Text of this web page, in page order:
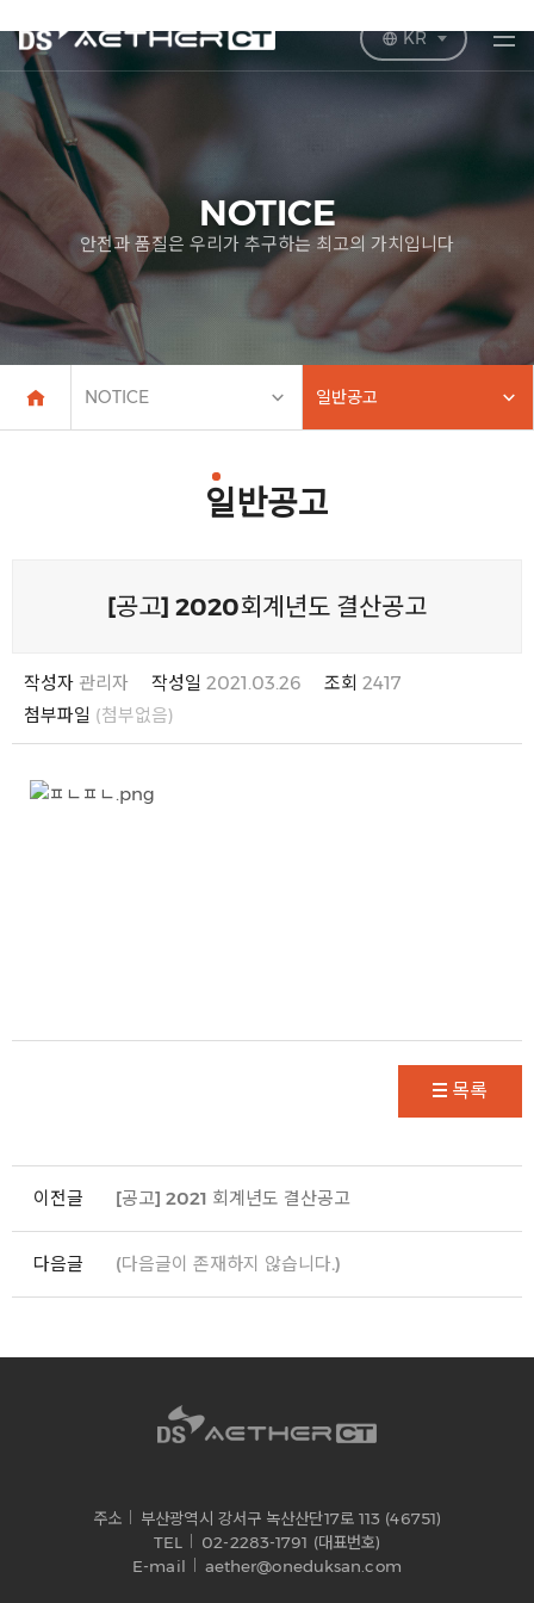
KR
NOTICE
안전과 품질은 우리가 추구하는 최고의 가치입니다
NOTICE 일반공고
일반공고
[공고] 2020회계년도 결산공고
작성자 관리자 작성일 2021.03.26 조회 2417
첨부파일 (첨부없음)
목록
이전글 [공고] 2021 회계년도 결산공고
다음글 (다음글이 존재하지 않습니다.)
주소
부산광역시 강서구 녹산산단17로 113 (46751)
TEL
02-2283-1791 (대표번호)
E-mail
aether@oneduksan.com